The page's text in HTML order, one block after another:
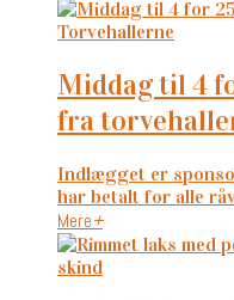
middag til 4 for 250 kr. med råvarer
fra
Indlægget er
har betalt for alle
Mere+